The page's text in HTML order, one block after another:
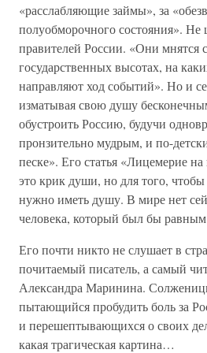
«расслабляющие займы», за
полуобморочного состояния».
правителей России. «Они мнятся
государственных высотах, на
направляют ход событий». Но и
изматывая свою душу
обустроить Россию, будучи
пронзительно мудрым, и по-
песке». Его статья «Лицемерие на
это крик души, но для того,
нужно иметь душу. В мире нет
человека, который был бы
Его почти никто не слушает в
почитаемый писатель, а самый
Александра Маринина.
пытающийся пробудить боль за
и перешептывающихся о своих
какая трагическая картина…